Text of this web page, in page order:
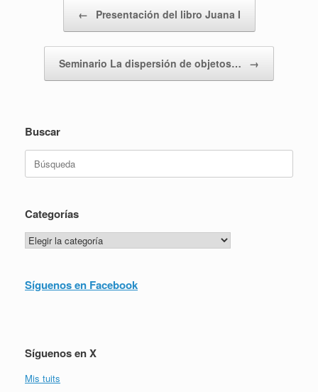
← Presentación del libro Juana I
Seminario La dispersión de objetos… →
Buscar
Categorías
Categorías
Síguenos en Facebook
Síguenos en X
Mis tuits